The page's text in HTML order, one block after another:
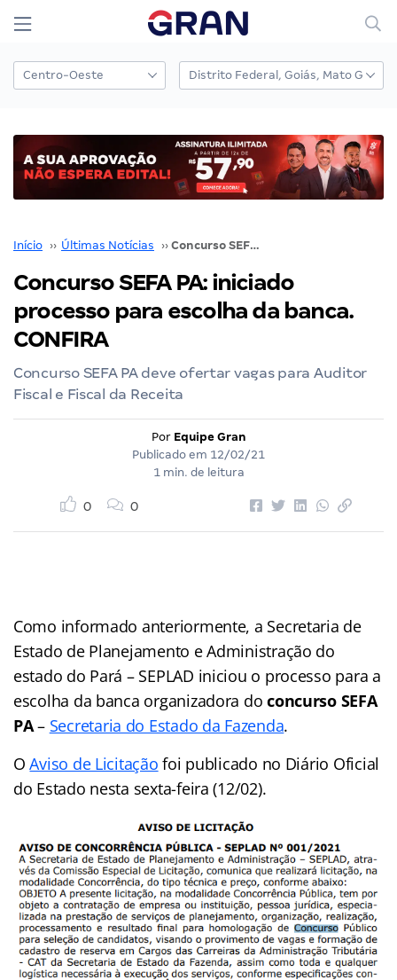
Início ›› Últimas Notícias ›› Concurso SEFA PA: iniciado processo para escolha da banca. CONFIRA
Concurso SEFA PA: iniciado
processo para escolha da banca.
CONFIRA
Concurso SEFA PA deve ofertar vagas para Auditor
Fiscal e Fiscal da Receita
Por Equipe Gran
Publicado em 12/02/21
1 min. de leitura
0 0
Como informado anteriormente, a Secretaria de
Estado de Planejamento e Administração do
estado do Pará – SEPLAD iniciou o processo para a
escolha da banca organizadora doconcurso SEFA
PA– Secretaria do Estado da Fazenda.
OAviso de Licitação foi publicado no Diário Oficial
do Estado nesta sexta-feira (12/02).